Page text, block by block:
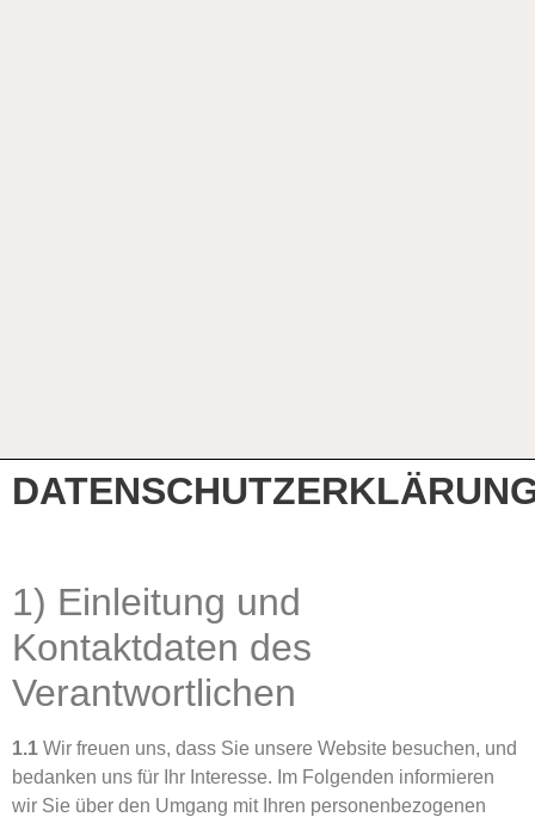
1) Einleitung und
Kontaktdaten des
Verantwortlichen
1.1 Wir freuen uns, dass Sie unsere Website besuchen, und
bedanken uns für Ihr Interesse. Im Folgenden informieren
wir Sie über den Umgang mit Ihren personenbezogenen